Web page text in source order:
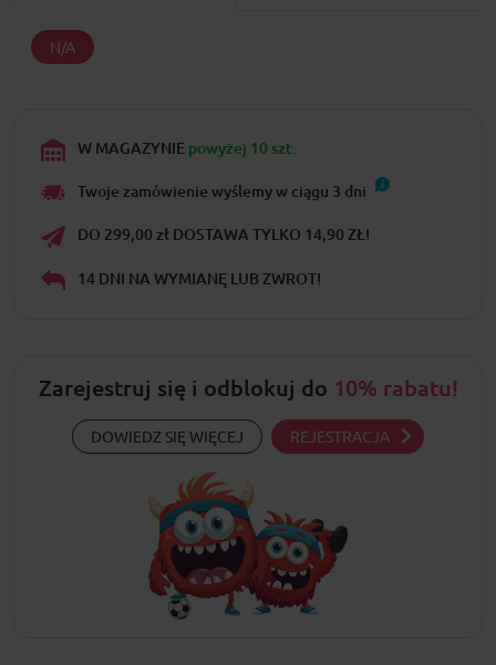
N/A
W MAGAZYNIE powyżej 10 szt.
Twoje zamówienie wyślemy w ciągu 3 dni
DO 299,00 zł DOSTAWA TYLKO 14,90 ZŁ!
14 DNI NA WYMIANĘ LUB ZWROT!
Zarejestruj się i odblokuj do 10% rabatu!
DOWIEDZ SIĘ WIĘCEJ REJESTRACJA